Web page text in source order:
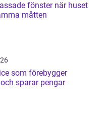
fönster när huset
måtten
som förebygger
sparar pengar